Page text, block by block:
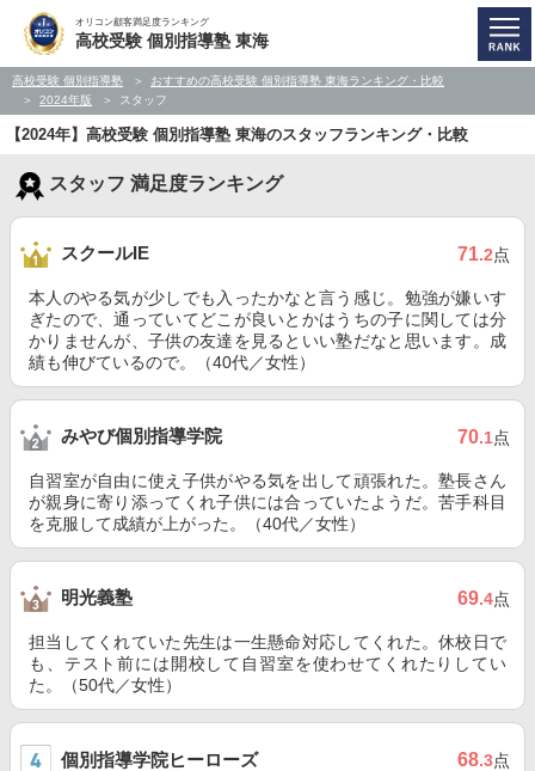
オリコン顧客満足度ランキング
高校受験 個別指導塾 東海
高校受験 個別指導塾
おすすめの高校受験 個別指導塾 東海ランキング・比較
2024年版
スタッフ
【2024年】高校受験 個別指導塾 東海のスタッフランキング・比較
スタッフ 満足度ランキング
スクールIE 71.2点
本人のやる気が少しでも入ったかなと言う感じ。勉強が嫌いす
ぎたので、通っていてどこが良いとかはうちの子に関しては分
かりませんが、子供の友達を見るといい塾だなと思います。成
績も伸びているので。（40代／女性）
みやび個別指導学院 70.1点
自習室が自由に使え子供がやる気を出して頑張れた。塾長さん
が親身に寄り添ってくれ子供には合っていたようだ。苦手科目
を克服して成績が上がった。（40代／女性）
明光義塾 69.4点
担当してくれていた先生は一生懸命対応してくれた。休校日で
も、テスト前には開校して自習室を使わせてくれたりしてい
た。（50代／女性）
個別指導学院ヒーローズ 68.3点